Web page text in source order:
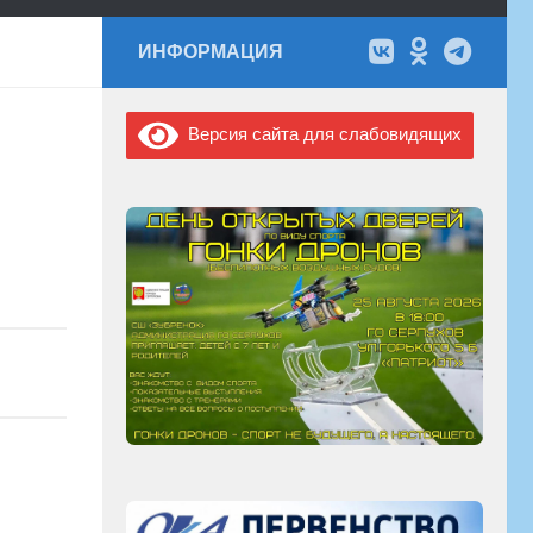
ИНФОРМАЦИЯ
Версия сайта для слабовидящих